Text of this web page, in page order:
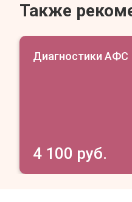
Также
Диагностики АФС
4 100 руб.